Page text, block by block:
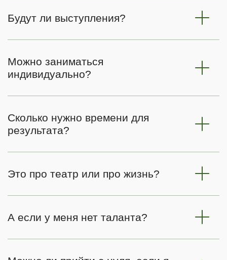
Будут ли выступления?
Можно заниматься
индивидуально?
Сколько нужно времени для
результата?
Это про театр или про жизнь?
А если у меня нет таланта?